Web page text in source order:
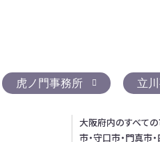
虎ノ門事務所 立
大阪府内のすべての
市・守口市・門真市